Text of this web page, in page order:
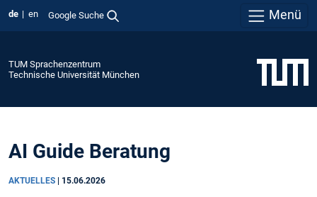
de en Google Suche Menü
TUM Sprachenzentrum
Technische Universität München
AI Guide Beratung
AKTUELLES 15.06.2026